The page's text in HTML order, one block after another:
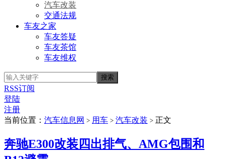
汽车改装
交通法规
车友之家
车友答疑
车友茶馆
车友维权
RSS订阅
登陆
注册
当前位置： 汽车信息网 > 用车 > 汽车改装 > 正文
奔驰E300改装四出排气、AMG包围和